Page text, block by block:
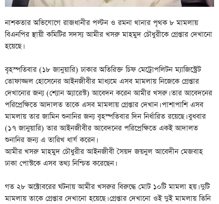
নাশকতার অভিযোগে রাজধানীর পল্টন ও রমনা থানার পৃথক ৮ মামলায়
বিএনপির স্থায়ী কমিটির সদস্য আমীর খসরু মাহমুদ চৌধুরীকে গ্রেপ্তার দেখানো
হয়েছে।
বৃহস্পতিবার (১৮ জানুয়ারি) ঢাকার অতিরিক্ত চিফ মেট্রোপলিটন ম্যাজিস্ট্রেট
তোফাজ্জল হোসেনের আইনজীবীর মাধ্যমে এসব মামলায় নিজেকে গ্রেপ্তার
দেখানোর জন্য (শ্যোন অ্যারেস্ট) আবেদন করেন আমীর খসরু। তার আবেদনের
পরিপ্রেক্ষিতে আদালত তাকে এসব মামলায় গ্রেপ্তার দেখান। পাশাপাশি এসব
মামলায় তার জামিন শুনানির জন্য বৃহস্পতিবার দিন নির্ধারিত রয়েছে। বুধবার
(১৭ জানুয়ারি) তার আইনজীবীর আবেদনের পরিপ্রেক্ষিতে একই আদালত
শুনানির জন্য এ তারিখ ধার্য করেন।
আমীর খসরু মাহমুদ চৌধুরীর আইনজীবী সৈয়দ জয়নুল আবেদীন মেজবাহ
ঢাকা পোস্টকে এসব তথ্য নিশ্চিত করেছেন।
গত ২৮ অক্টোবরের ঘটনায় আমীর খসরুর বিরুদ্ধে মোট ১০টি মামলা হয়। দুটি
মামলায় তাকে গ্রেপ্তার দেখানো হয়েছে। গ্রেপ্তার দেখানো ওই দুই মামলায় তিনি